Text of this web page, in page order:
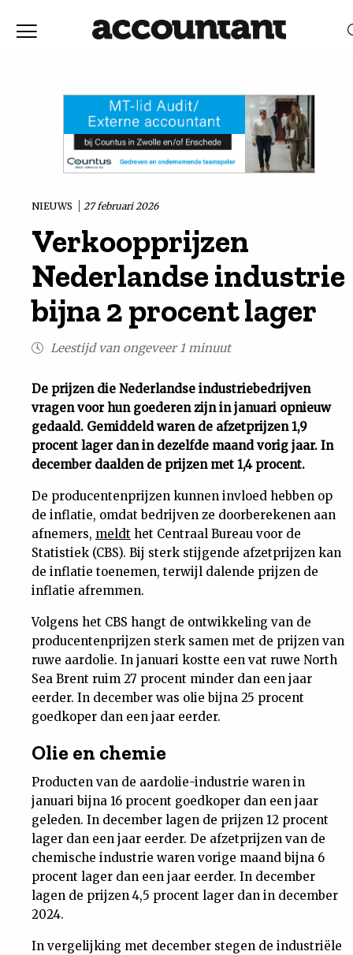
Discussie
Vaktechniek
Achtergrond
Uit
Feiten
Cijfers
Tuchtrecht
Magazine
Podcast
Dossiers
Nieuwsbrief
NIEUWS 27 februari 2026
Verkoopprijzen
Nederlandse industrie
bijna 2 procent lager
Leestijd van ongeveer 1 minuut
De prijzen die Nederlandse industriebedrijven
vragen voor hun goederen zijn in januari opnieuw
gedaald. Gemiddeld waren de afzetprijzen 1,9
procent lager dan in dezelfde maand vorig jaar. In
december daalden de prijzen met 1,4 procent.
De producentenprijzen kunnen invloed hebben op
de inflatie, omdat bedrijven ze doorberekenen aan
afnemers, meldt het Centraal Bureau voor de
Statistiek (CBS). Bij sterk stijgende afzetprijzen kan
de inflatie toenemen, terwijl dalende prijzen de
inflatie afremmen.
Volgens het CBS hangt de ontwikkeling van de
producentenprijzen sterk samen met de prijzen van
ruwe aardolie. In januari kostte een vat ruwe North
Sea Brent ruim 27 procent minder dan een jaar
eerder. In december was olie bijna 25 procent
goedkoper dan een jaar eerder.
Olie en chemie
Producten van de aardolie-industrie waren in
januari bijna 16 procent goedkoper dan een jaar
geleden. In december lagen de prijzen 12 procent
lager dan een jaar eerder. De afzetprijzen van de
chemische industrie waren vorige maand bijna 6
procent lager dan een jaar eerder. In december
lagen de prijzen 4,5 procent lager dan in december
2024.
In vergelijking met december stegen de industriële
RELEVANTIEDATUM